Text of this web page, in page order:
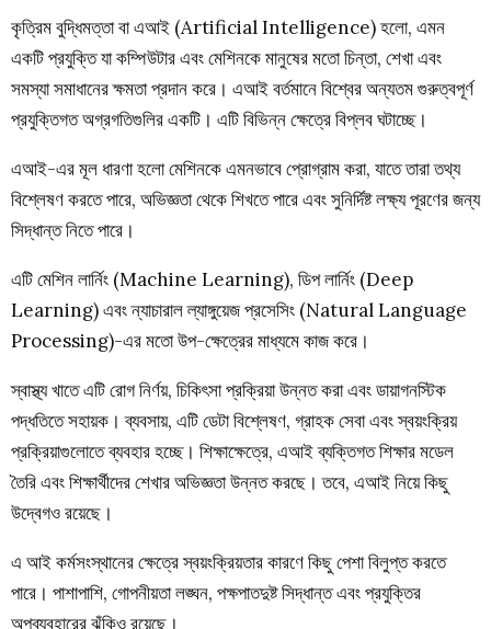
কৃত্রিম বুদ্ধিমত্তা বা এআই (Artificial Intelligence) হলো, এমন
একটি প্রযুক্তি যা কম্পিউটার এবং মেশিনকে মানুষের মতো চিন্তা, শেখা এবং
সমস্যা সমাধানের ক্ষমতা প্রদান করে। এআই বর্তমানে বিশ্বের অন্যতম গুরুত্বপূর্ণ
প্রযুক্তিগত অগ্রগতিগুলির একটি। এটি বিভিন্ন ক্ষেত্রে বিপ্লব ঘটাচ্ছে।
এআই-এর মূল ধারণা হলো মেশিনকে এমনভাবে প্রোগ্রাম করা, যাতে তারা তথ্য
বিশ্লেষণ করতে পারে, অভিজ্ঞতা থেকে শিখতে পারে এবং সুনির্দিষ্ট লক্ষ্য পূরণের জন্য
সিদ্ধান্ত নিতে পারে।
এটি মেশিন লার্নিং (Machine Learning), ডিপ লার্নিং (Deep
Learning) এবং ন্যাচারাল ল্যাঙ্গুয়েজ প্রসেসিং (Natural Language
Processing)-এর মতো উপ-ক্ষেত্রের মাধ্যমে কাজ করে।
স্বাস্থ্য খাতে এটি রোগ নির্ণয়, চিকিৎসা প্রক্রিয়া উন্নত করা এবং ডায়াগনস্টিক
পদ্ধতিতে সহায়ক। ব্যবসায়, এটি ডেটা বিশ্লেষণ, গ্রাহক সেবা এবং স্বয়ংক্রিয়
প্রক্রিয়াগুলোতে ব্যবহার হচ্ছে। শিক্ষাক্ষেত্রে, এআই ব্যক্তিগত শিক্ষার মডেল
তৈরি এবং শিক্ষার্থীদের শেখার অভিজ্ঞতা উন্নত করছে। তবে, এআই নিয়ে কিছু
উদ্বেগও রয়েছে।
এ আই কর্মসংস্থানের ক্ষেত্রে স্বয়ংক্রিয়তার কারণে কিছু পেশা বিলুপ্ত করতে
পারে। পাশাপাশি, গোপনীয়তা লঙ্ঘন, পক্ষপাতদুষ্ট সিদ্ধান্ত এবং প্রযুক্তির
অপব্যবহারের ঝুঁকিও রয়েছে।